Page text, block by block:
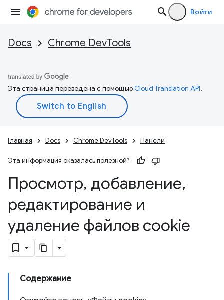
Войти
Docs Chrome DevTools
Эта страница переведена с помощьюCloud Translation API.
Главная Docs Chrome DevTools Панели
Эта информация оказалась полезной?
Просмотр, добавление,
редактирование и
удаление файлов cookie
Содержание